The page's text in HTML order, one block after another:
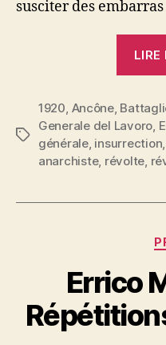
susciter des
LIRE
Étiquettes
1920, Ancône,
Generale del Lavoro,
générale, insurrection,
anarchiste, révolte,
Errico